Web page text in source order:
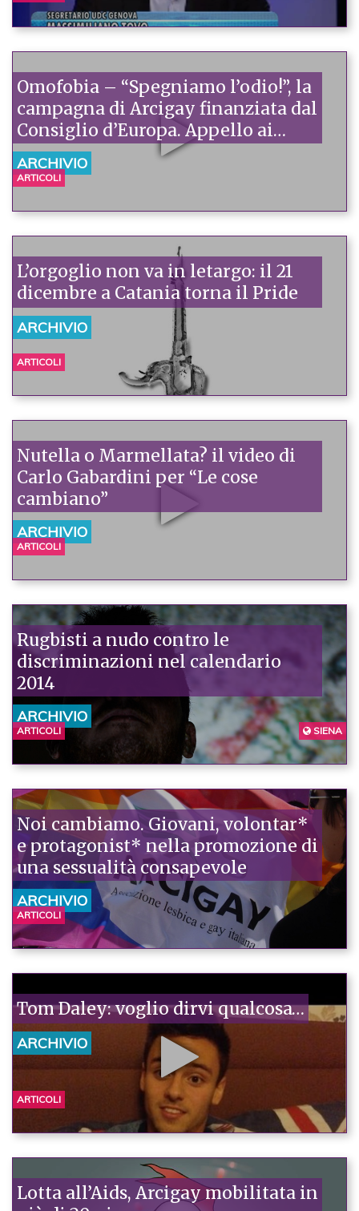
Omofobia – “Spegniamo l’odio!”, la
campagna di Arcigay finanziata dal
Consiglio d’Europa. Appello ai
senatori per l’estensione piena
della legge Mancino
ARCHIVIO
ARTICOLI
L’orgoglio non va in letargo: il 21
dicembre a Catania torna il Pride
ARCHIVIO
ARTICOLI
Nutella o Marmellata? il video di
Carlo Gabardini per “Le cose
cambiano”
ARCHIVIO
ARTICOLI
Rugbisti a nudo contro le
discriminazioni nel calendario
2014
ARCHIVIO
ARTICOLI SIENA
Noi cambiamo. Giovani, volontar*
e protagonist* nella promozione di
una sessualità consapevole
ARCHIVIO
ARTICOLI
Tom Daley: voglio dirvi qualcosa…
ARCHIVIO
ARTICOLI
Lotta all’Aids, Arcigay mobilitata in